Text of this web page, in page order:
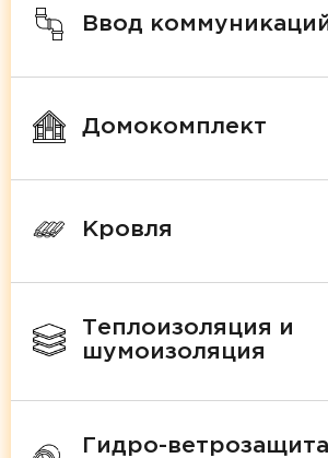
Ввод
Домокомплект
Кровля
Теплоизоляция и
шумоизоляция
Гидро-